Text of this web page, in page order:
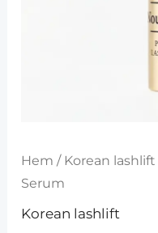
Hem / Korean lashlift
Serum
Korean lashlift